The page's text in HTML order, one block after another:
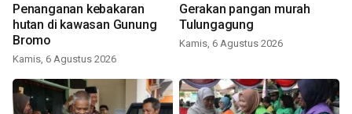
Penanganan kebakaran
hutan di kawasan Gunung
Bromo
Kamis, 6 Agustus 2026
Gerakan pangan murah
Tulungagung
Kamis, 6 Agustus 2026